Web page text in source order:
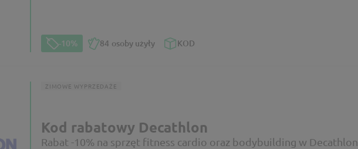
-10% 84 osoby użyły KOD
ZIMOWE WYPRZEDAŻE
Kod rabatowy Decathlon
Rabat -10% na sprzęt fitness cardio oraz bodybuilding w Decathlon